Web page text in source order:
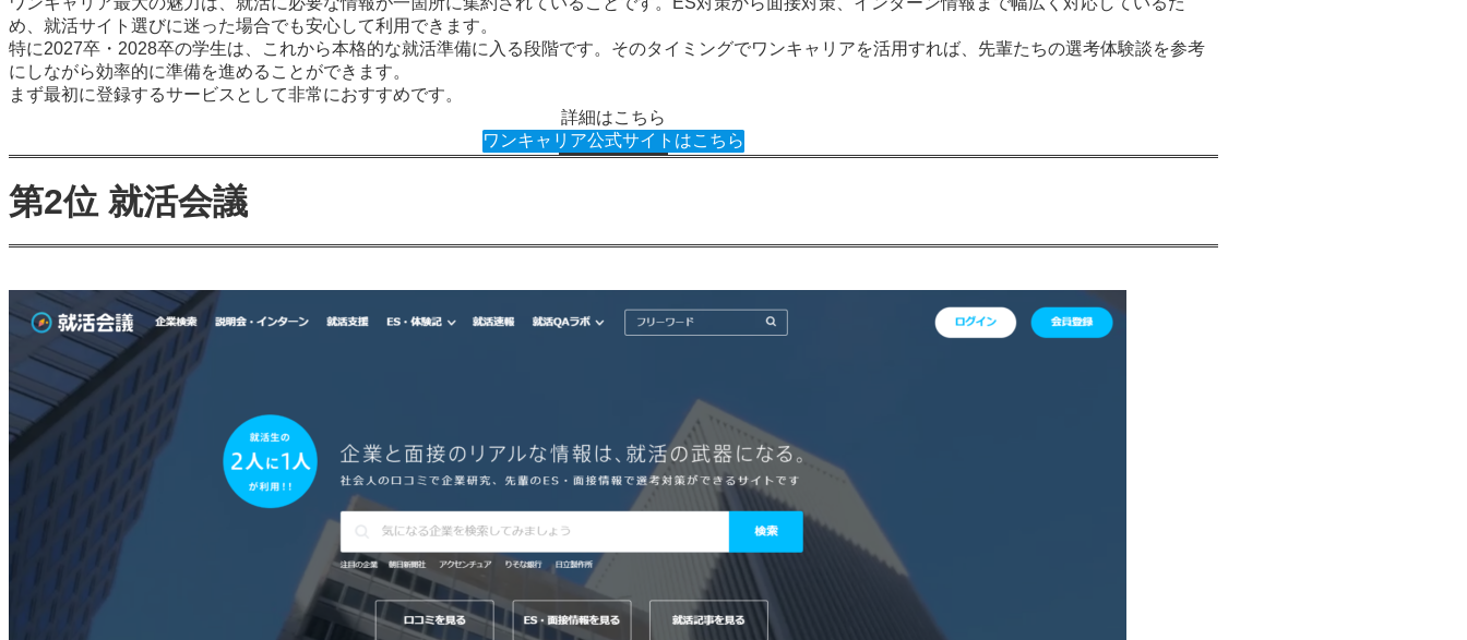
め、就活サイト選びに迷った場合でも安心して利用できます。
特に2027卒・2028卒の学生は、これから本格的な就活準備に入る段階です。そのタイミングでワンキャリアを活用すれば、先輩たちの選考体験談を参考
にしながら効率的に準備を進めることができます。
まず最初に登録するサービスとして非常におすすめです。
詳細はこちら
ワンキャリア公式サイトはこちら
第2位 就活会議